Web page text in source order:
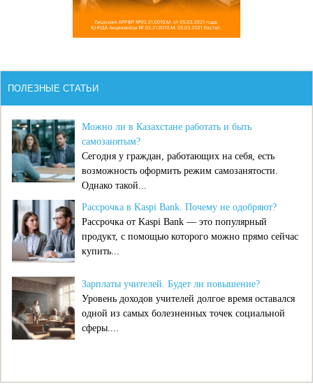
ПОЛЕЗНЫЕ СТАТЬИ
Можно ли в Казахстане работать и быть
самозанятым?
Сегодня у граждан, работающих на себя, есть
возможность оформить режим самозанятости.
Однако такой...
Рассрочка в Kaspi Bank. Почему не одобряют?
Рассрочка от Kaspi Bank — это популярный
продукт, с помощью которого можно прямо сейчас
купить...
Зарплаты учителей. Будет ли повышение?
Уровень доходов учителей долгое время оставался
одной из самых болезненных точек социальной
сферы....